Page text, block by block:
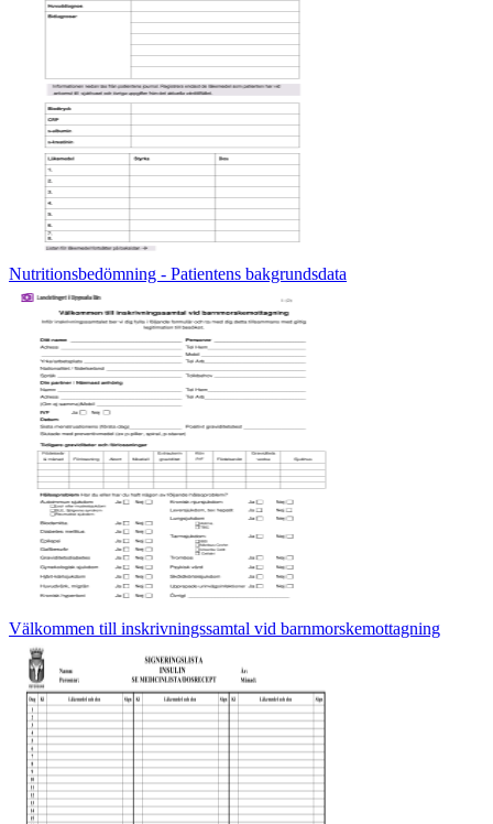
Nutritionsbedömning - Patientens bakgrundsdata
Välkommen till inskrivningssamtal vid barnmorskemottagning